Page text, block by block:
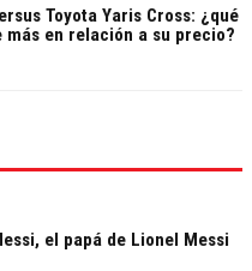
Toyota Yaris Cross: ¿qué
más en relación a su precio?
el papá de Lionel Messi